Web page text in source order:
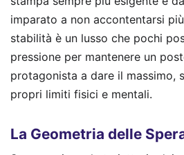
imparato a non accontentarsi
stabilità è un lusso che pochi
pressione per mantenere un
protagonista a dare il massimo,
propri limiti fisici e mentali.
La Geometria delle